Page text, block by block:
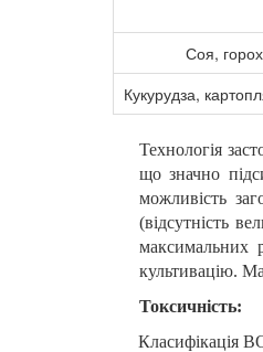
Соя,
Кукурудза,
Технологія
що значно
можливість
(відсутність
максимальних
культивацію.
Токсичність:
Класифікація